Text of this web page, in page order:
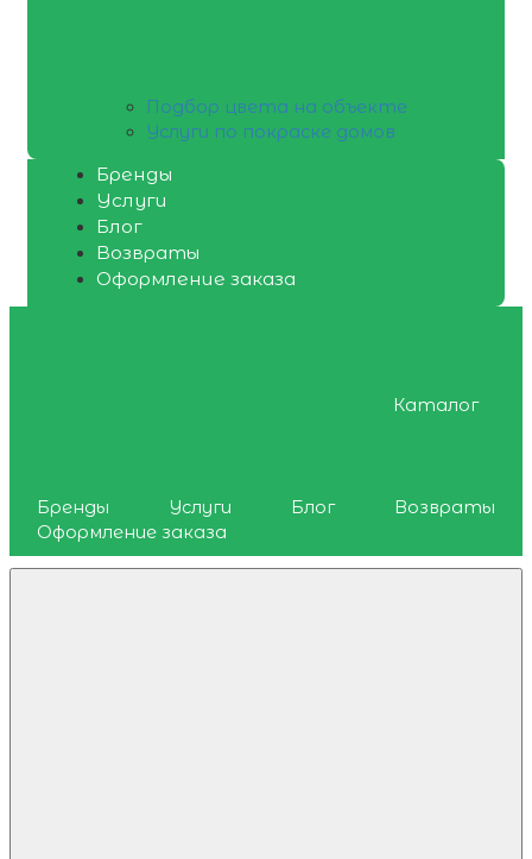
Подбор цвета на объекте
Услуги по покраске домов
Бренды
Услуги
Блог
Возвраты
Оформление заказа
Каталог
Бренды Услуги Блог
Возвраты
Оформление заказа